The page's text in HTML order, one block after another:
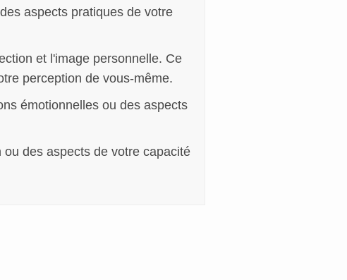
aspects pratiques de votre
et l'image personnelle. Ce
perception de vous-même.
émotionnelles ou des aspects
des aspects de votre capacité